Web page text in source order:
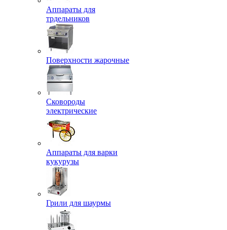
Аппараты для
трдельников
Поверхности жарочные
Сковороды
электрические
Аппараты для варки
кукурузы
Грили для шаурмы